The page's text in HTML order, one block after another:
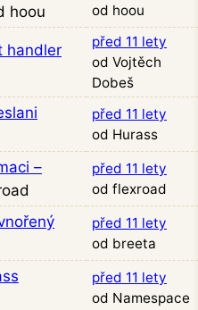
hoou
od hoou
handler
před 11 lety
od Vojtěch
Dobeš
před 11 lety
od Hurass
–
před 11 lety
od flexroad
před 11 lety
od breeta
před 11 lety
od Namespace